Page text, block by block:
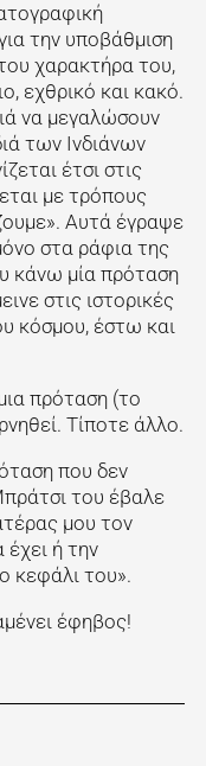
την υποβάθμιση
χαρακτήρα του,
εχθρικό και κακό.
να μεγαλώσουν
των Ινδιάνων
έτσι στις
με τρόπους
Αυτά έγραψε
στα ράφια της
κάνω μία πρόταση
στις ιστορικές
κόσμου, έστω και
πρόταση (το
Τίποτε άλλο.
που δεν
του έβαλε
μου τον
ή την
κεφάλι του».
έφηβος!